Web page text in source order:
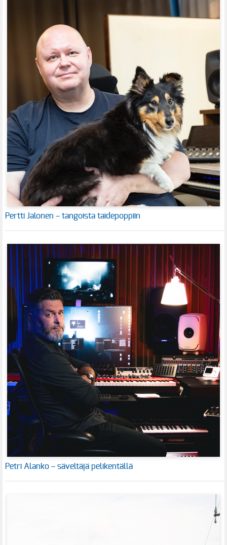
Pertti Jalonen – tangoista taidepoppiin
Petri Alanko – säveltäjä pelikentällä